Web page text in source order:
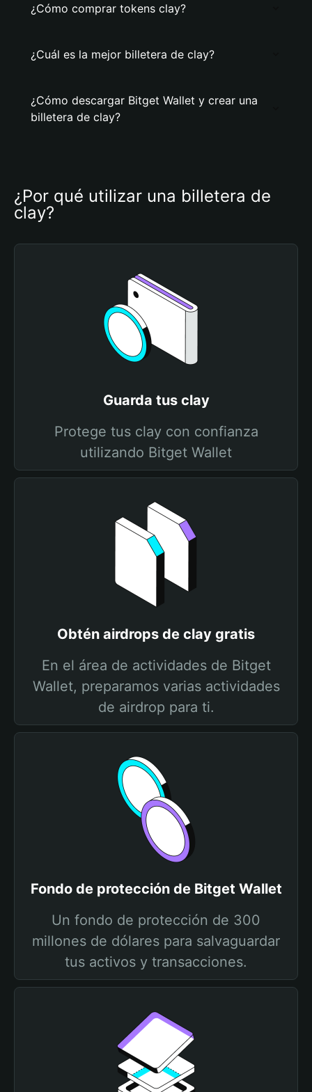
¿Cómo comprar tokens clay?
¿Cuál es la mejor billetera de clay?
¿Cómo descargar Bitget Wallet y crear una
billetera de clay?
¿Por qué utilizar una billetera de
clay?
Guarda tus clay
Protege tus clay con confianza
utilizando Bitget Wallet
Obtén airdrops de clay gratis
En el área de actividades de Bitget
Wallet, preparamos varias actividades
de airdrop para ti.
Fondo de protección de Bitget Wallet
Un fondo de protección de 300
millones de dólares para salvaguardar
tus activos y transacciones.